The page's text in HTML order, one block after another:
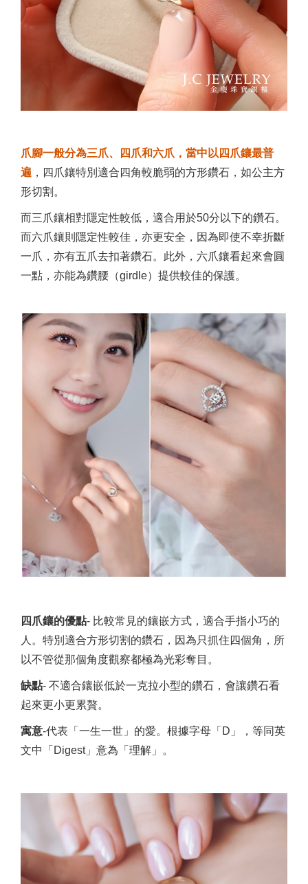
爪腳一般分為三爪、四爪和六爪，當中以四爪鑲最普
遍 ，四爪鑲特別適合四角較脆弱的方形鑽石，如公主方
形切割。
而三爪鑲相對隱定性較低，適合用於50分以下的鑽石。
而六爪鑲則隱定性較佳，亦更安全，因為即使不幸折斷
一爪，亦有五爪去扣著鑽石。此外，六爪鑲看起來會圓
一點，亦能為鑽腰（girdle）提供較佳的保護。
四爪鑲的優點- 比較常見的鑲嵌方式，適合手指小巧的
人。特別適合方形切割的鑽石，因為只抓住四個角，所
以不管從那個角度觀察都極為光彩奪目。
缺點- 不適合鑲嵌低於一克拉小型的鑽石，會讓鑽石看
起來更小更累贅。
寓意-代表「一生一世」的愛。根據字母「D」，等同英
文中「Digest」意為「理解」。